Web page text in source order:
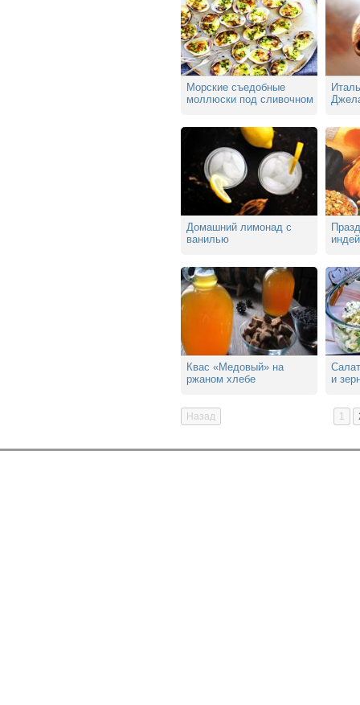
Морские съедобные
моллюски под сливочном
Домашний лимонад с
ванилью
Квас «Медовый» на
ржаном хлебе
и
Назад 1